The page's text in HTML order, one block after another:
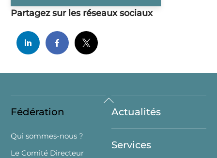
Partagez sur les réseaux sociaux
Back
To
Top
Fédération
Qui sommes-nous ?
Le Comité Directeur
Actualités
Services